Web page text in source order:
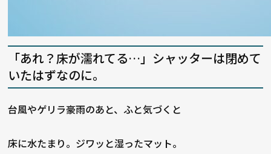
「あれ？床が濡れてる…」シャッターは閉めて
いたはずなのに。
台風やゲリラ豪雨のあと、ふと気づくと――
床に水たまり。ジワッと湿ったマット。